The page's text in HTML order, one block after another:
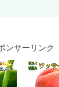
ンサーリンク